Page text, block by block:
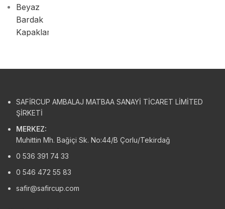
SAFİRCUP AMBALAJ MATBAA SANAYİ TİCARET LİMİTED
ŞİRKETİ
MERKEZ:
Muhittin Mh. Bağiçi Sk. No:44/B Çorlu/Tekirdağ
0 536 391 74 33
0 546 472 55 83
safir@safircup.com